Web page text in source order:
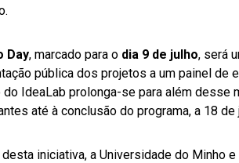
Day, marcado para o dia 9 de julho, será
pública dos projetos a um painel
do IdeaLab prolonga-se para além desse
até à conclusão do programa, a 18 de
iniciativa, a Universidade do Minho